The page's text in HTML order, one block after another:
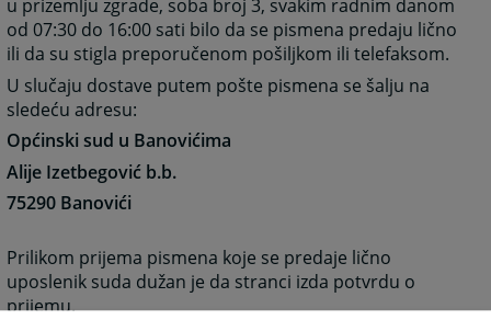
u prizemlju zgrade, soba broj 3, svakim radnim danom
od 07:30 do 16:00 sati bilo da se pismena predaju lično
ili da su stigla preporučenom pošiljkom ili telefaksom.
U slučaju dostave putem pošte pismena se šalju na
sledeću adresu:
Općinski sud u Banovićima
Alije Izetbegović b.b.
75290 Banovići
Prilikom prijema pismena koje se predaje lično
uposlenik suda dužan je da stranci izda potvrdu o
prijemu.